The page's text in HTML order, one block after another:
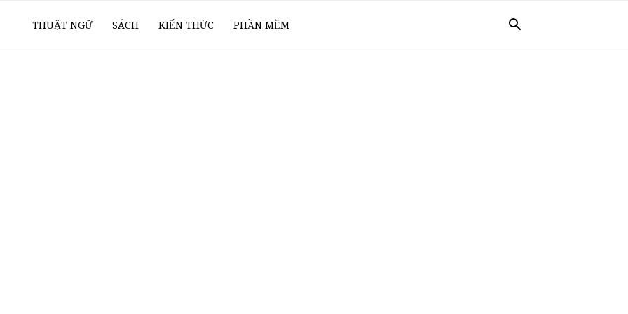
THUẬT NGỮ SÁCH KIẾN THỨC PHẦN MỀM